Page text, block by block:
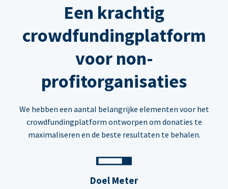
Een krachtig
crowdfundingplatform
voor non-
profitorganisaties
We hebben een aantal belangrijke elementen voor het
crowdfundingplatform ontworpen om donaties te
maximaliseren en de beste resultaten te behalen.
Doel Meter